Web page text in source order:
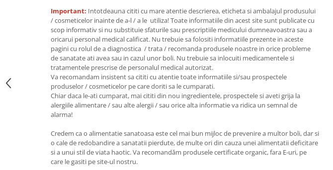
Fermenti si gelifianti
Produse din soia
Sare si inlocuitori
Produse care inlocuiesc carnea
Unt, alternativa unt
Paste
Dulceturi, gemuri, compoturi
Bomboane, Caramele si Jeleuri
Important: Intotdeauna cititi cu mare atentie descrierea, eticheta si ambalajul produsului
/ cosmeticelor inainte de a-l / a le utiliza! Toate informatiile din acest site sunt publicate cu
scop informativ si nu substituie sfaturile sau prescriptiile medicului dumneavoastra sau a
oricarui personal medical calificat. Nu trebuie sa folositi informatiile prezente in aceste
pagini cu rolul de a diagnostica / trata / recomanda produsele noastre in orice probleme
de sanatate ati avea sau in cazul unor boli. Nu trebuie sa inlocuiti medicamentele si
tratamentele prescrise de personalul medical autorizat.
Va recomandam insistent sa cititi cu atentie toate informatiile si/sau prospectele
produselor / cosmeticelor pe care doriti sa le cumparati.
Chiar daca le-ati cumparat, mai cititi din nou ingredientele, prospectele si aveti grija la
alergiile alimentare / sau alte alergii / sau orice alta informatie va ridica un semnal de
alarma!
Credem ca o alimentatie sanatoasa este cel mai bun mijloc de prevenire a multor boli, dar si
o cale de redobandire a sanatatii pierdute, de multe ori din cauza unei alimentatii deficitare
si a unui stil de viata haotic. Va recomandăm produsele certificate organic, fara E-uri, pe
care le gasiti pe site-ul nostru.